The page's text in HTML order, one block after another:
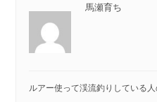
馬瀬育ち
ルアー使って渓流釣りしている人